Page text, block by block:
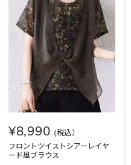
¥8,990
フロントツイストシアーレイヤ
ード風ブラウス